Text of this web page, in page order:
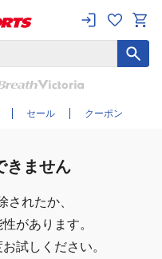
セール クーポン
きません
されたか、
があります。
試しください。